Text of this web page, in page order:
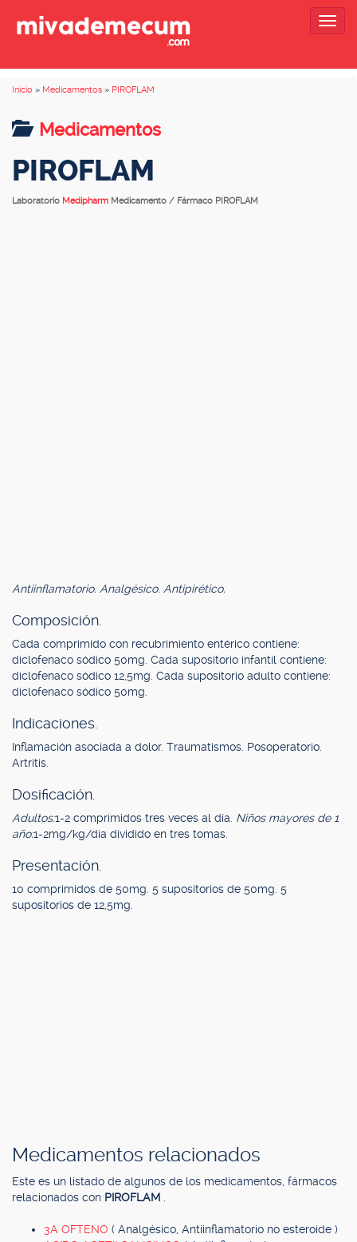
Inicio » Medicamentos » PIROFLAM
Medicamentos
PIROFLAM
Laboratorio Medipharm Medicamento / Fármaco PIROFLAM
Antiinflamatorio. Analgésico. Antipirético.
Composición.
Cada comprimido con recubrimiento entérico contiene:
diclofenaco sódico 50mg. Cada supositorio infantil contiene:
diclofenaco sódico 12,5mg. Cada supositorio adulto contiene:
diclofenaco sódico 50mg.
Indicaciones.
Inflamación asociada a dolor. Traumatismos. Posoperatorio.
Artritis.
Dosificación.
Adultos:1-2 comprimidos tres veces al día. Niños mayores de 1
año:1-2mg/kg/día dividido en tres tomas.
Presentación.
10 comprimidos de 50mg. 5 supositorios de 50mg. 5
supositorios de 12,5mg.
Medicamentos relacionados
Este es un listado de algunos de los medicamentos, fármacos
relacionados con PIROFLAM
3A OFTENO ( Analgésico, Antiinflamatorio no esteroide )